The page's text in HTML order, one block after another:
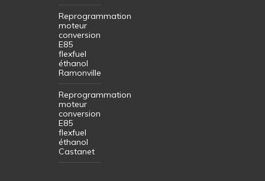
Reprogrammation
moteur
conversion
E85
flexfuel
éthanol
Ramonville
Reprogrammation
moteur
conversion
E85
flexfuel
éthanol
Castanet